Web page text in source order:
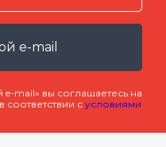
e-mail
mail» вы соглашаетесь на
с условиями